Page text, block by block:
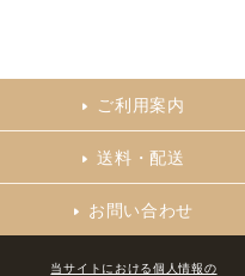
ご利用案内
送料・配送
お問い合わせ
当サイトにおける個人情報の